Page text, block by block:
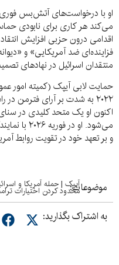
او با درخواست‌های آتش‌بس
می‌کند هر کاری برای نابودی
اقدامی درون حزبی افزایش
فزاینده‌ای ضد آمریکایی» و
منتقدان اسرائیل در نهادهای
حمایت لابی آیپک (کمیته امور
۲۰۲۲ به شدت بر آرای فترمن
اکنون او یک متحد کلیدی در
می‌شود. او
و بر تعهد خود در تقویت روابط
موضوعات:
آیپک|حمله آمریکا و
محدود کردن اختیارات
به اشتراک بگذارید: